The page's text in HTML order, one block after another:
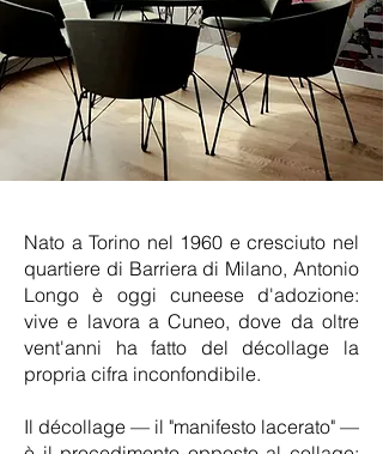
Nato a Torino nel 1960 e cresciuto nel
quartiere di Barriera di Milano, Antonio
Longo è oggi cuneese d'adozione:
vive e lavora a Cuneo, dove da oltre
vent'anni ha fatto del décollage la
propria cifra inconfondibile.
Il décollage — il "manifesto lacerato" —